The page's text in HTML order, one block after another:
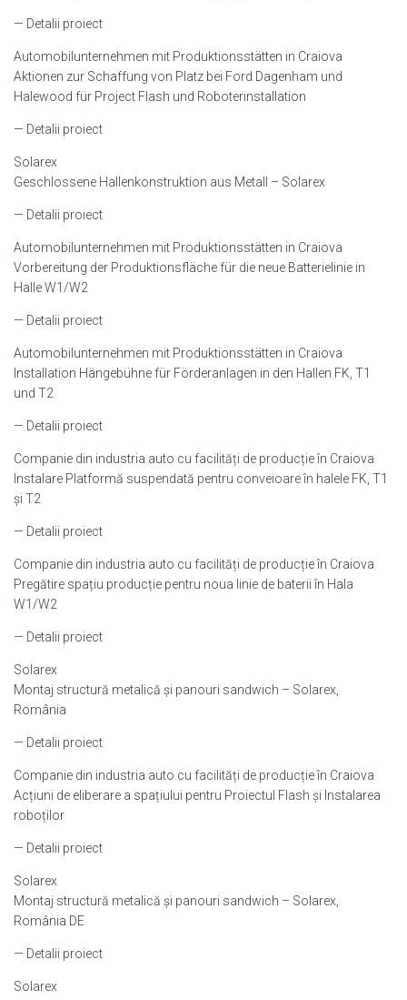
— Detalii proiect
Automobilunternehmen mit Produktionsstätten in Craiova
Aktionen zur Schaffung von Platz bei Ford Dagenham und
Halewood für Project Flash und Roboterinstallation
— Detalii proiect
Solarex
Geschlossene Hallenkonstruktion aus Metall – Solarex
— Detalii proiect
Automobilunternehmen mit Produktionsstätten in Craiova
Vorbereitung der Produktionsfläche für die neue Batterielinie in
Halle W1/W2
— Detalii proiect
Automobilunternehmen mit Produktionsstätten in Craiova
Installation Hängebühne für Förderanlagen in den Hallen FK, T1
und T2
— Detalii proiect
Companie din industria auto cu facilități de producție în Craiova
Instalare Platformă suspendată pentru conveioare în halele FK, T1
și T2
— Detalii proiect
Companie din industria auto cu facilități de producție în Craiova
Pregătire spațiu producție pentru noua linie de baterii în Hala
W1/W2
— Detalii proiect
Solarex
Montaj structură metalică și panouri sandwich – Solarex,
România
— Detalii proiect
Companie din industria auto cu facilități de producție în Craiova
Acțiuni de eliberare a spațiului pentru Proiectul Flash și Instalarea
roboților
— Detalii proiect
Solarex
Montaj structură metalică și panouri sandwich – Solarex,
România DE
— Detalii proiect
Solarex